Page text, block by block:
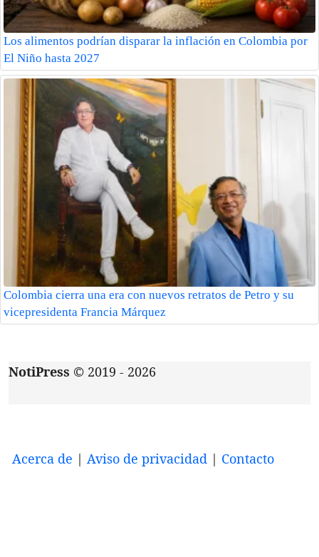
Los alimentos podrían disparar la inflación en Colombia por
El Niño hasta 2027
Colombia cierra una era con nuevos retratos de Petro y su
vicepresidenta Francia Márquez
NotiPress © 2019 - 2026
Acerca de | Aviso de privacidad | Contacto